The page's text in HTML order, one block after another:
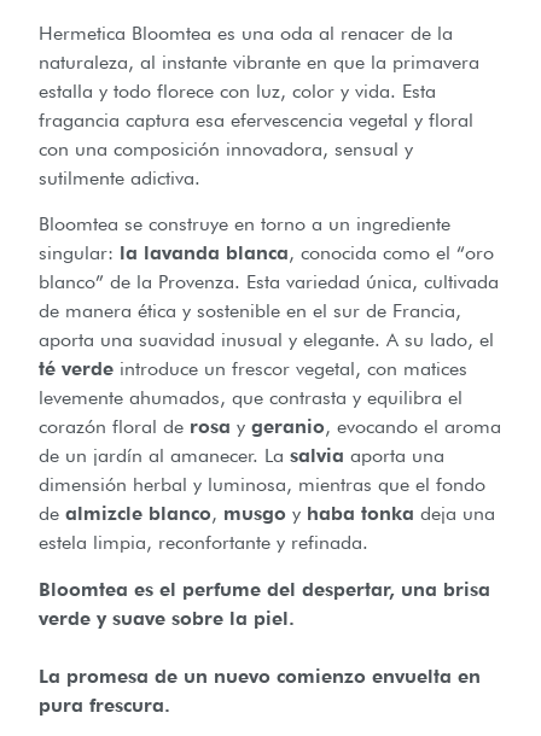
Hermetica Bloomtea es una oda al renacer de la
naturaleza, al instante vibrante en que la primavera
estalla y todo florece con luz, color y vida. Esta
fragancia captura esa efervescencia vegetal y floral
con una composición innovadora, sensual y
sutilmente adictiva.
Bloomtea se construye en torno a un ingrediente
singular: la lavanda blanca, conocida como el “oro
blanco” de la Provenza. Esta variedad única, cultivada
de manera ética y sostenible en el sur de Francia,
aporta una suavidad inusual y elegante. A su lado, el
té verde introduce un frescor vegetal, con matices
levemente ahumados, que contrasta y equilibra el
corazón floral de rosa y geranio, evocando el aroma
de un jardín al amanecer. La salvia aporta una
dimensión herbal y luminosa, mientras que el fondo
de almizcle blanco, musgo y haba tonka deja una
estela limpia, reconfortante y refinada.
Bloomtea es el perfume del despertar, una brisa
verde y suave sobre la piel.
La promesa de un nuevo comienzo envuelta en
pura frescura.